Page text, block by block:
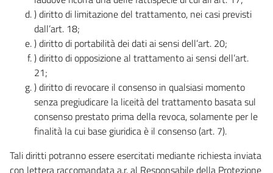
) diritto di limitazione del trattamento, nei casi previsti
dall’art. 18;
) diritto di portabilità dei dati ai sensi dell’art. 20;
) diritto di opposizione al trattamento ai sensi dell’art.
21;
) diritto di revocare il consenso in qualsiasi momento
senza pregiudicare la liceità del trattamento basata sul
consenso prestato prima della revoca, solamente per le
finalità la cui base giuridica è il consenso (art. 7).
Tali diritti potranno essere esercitati mediante richiesta inviata
con lettera raccomandata a.r. al Responsabile della Protezione